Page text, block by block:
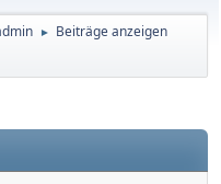
► Beiträge anzeigen